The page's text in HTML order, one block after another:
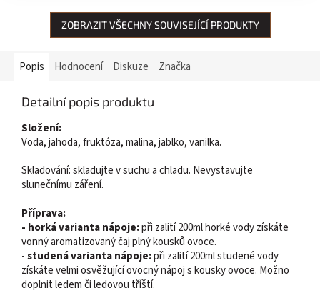
ZOBRAZIT VŠECHNY SOUVISEJÍCÍ PRODUKTY
Popis Hodnocení Diskuze Značka
Detailní popis produktu
Složení:
Voda, jahoda, fruktóza, malina, jablko, vanilka.
Skladování: skladujte v suchu a chladu. Nevystavujte
slunečnímu záření.
Příprava:
- horká varianta nápoje:při zalití 200ml horké vody získáte
vonný aromatizovaný čaj plný kousků ovoce.
-studená varianta nápoje:při zalití 200ml studené vody
získáte velmi osvěžující ovocný nápoj s kousky ovoce. Možno
doplnit ledem či ledovou tříští.